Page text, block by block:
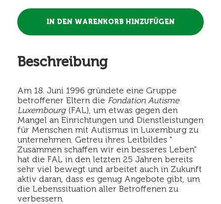
Beschreibung
Am 18. Juni 1996 gründete eine Gruppe
betroffener Eltern die Fondation Autisme
Luxembourg(FAL), um etwas gegen den
Mangel an Einrichtungen und Dienstleistungen
für Menschen mit Autismus in Luxemburg zu
unternehmen. Getreu ihres Leitbildes "
Zusammen schaffen wir ein besseres Leben“
hat die FAL in den letzten 25 Jahren bereits
sehr viel bewegt und arbeitet auch in Zukunft
aktiv daran, dass es genug Angebote gibt, um
die Lebenssituation aller Betroffenen zu
verbessern.